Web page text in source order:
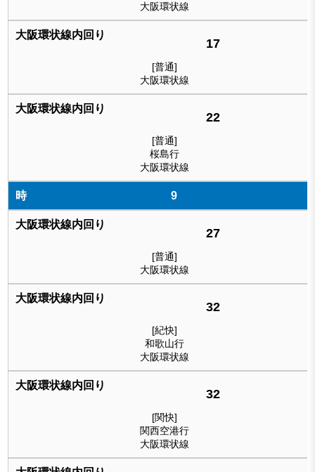
大阪環状線
17
[普通]
大阪環状線
22
[普通]
桜島行
大阪環状線
9
27
[普通]
大阪環状線
32
[紀快]
和歌山行
大阪環状線
32
[関快]
関西空港行
大阪環状線